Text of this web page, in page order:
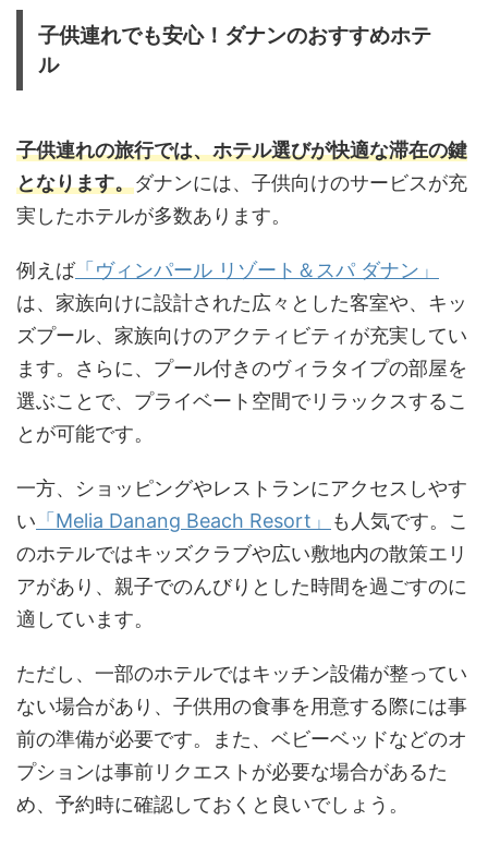
子供連れでも安心！ダナンのおすすめホテ
ル
子供連れの旅行では、ホテル選びが快適な滞在の鍵
となります。ダナンには、子供向けのサービスが充
実したホテルが多数あります。
例えば「ヴィンパール リゾート＆スパ ダナン」
は、家族向けに設計された広々とした客室や、キッ
ズプール、家族向けのアクティビティが充実してい
ます。さらに、プール付きのヴィラタイプの部屋を
選ぶことで、プライベート空間でリラックスするこ
とが可能です。
一方、ショッピングやレストランにアクセスしやす
い 「Melia Danang Beach Resort」
も人気です。こ
のホテルではキッズクラブや広い敷地内の散策エリ
アがあり、親子でのんびりとした時間を過ごすのに
適しています。
ただし、一部のホテルではキッチン設備が整ってい
ない場合があり、子供用の食事を用意する際には事
前の準備が必要です。また、ベビーベッドなどのオ
プションは事前リクエストが必要な場合があるた
め、予約時に確認しておくと良いでしょう。